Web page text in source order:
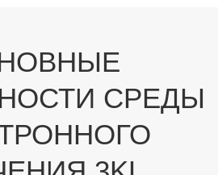
СРЕДЫ